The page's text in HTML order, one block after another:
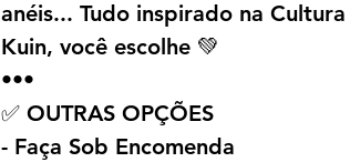
anéis... Tudo inspirado na
Kuin, você escolhe 💚
•••
✅ OUTRAS OPÇÕES
- Faça Sob Encomenda